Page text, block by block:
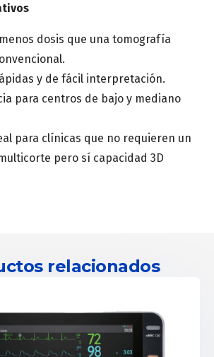
dosis que una tomografía
y de fácil interpretación.
para centros de bajo y mediano
para clínicas que no requieren un
pero sí capacidad 3D
relacionados